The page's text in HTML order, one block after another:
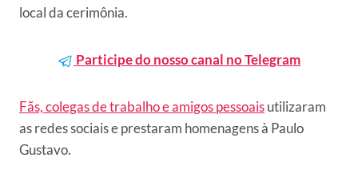
local da cerimônia.
Participe do nosso canal no Telegram
Fãs, colegas de trabalho e amigos pessoaisutilizaram
as redes sociais e prestaram homenagens à Paulo
Gustavo.